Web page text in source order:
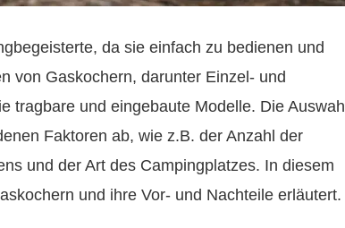
da sie einfach zu bedienen und
von Gaskochern, darunter Einzel- und
tragbare und eingebaute Modelle. Die Auswahl
Faktoren ab, wie z.B. der Anzahl der
und der Art des Campingplatzes. In diesem
und ihre Vor- und Nachteile erläutert.